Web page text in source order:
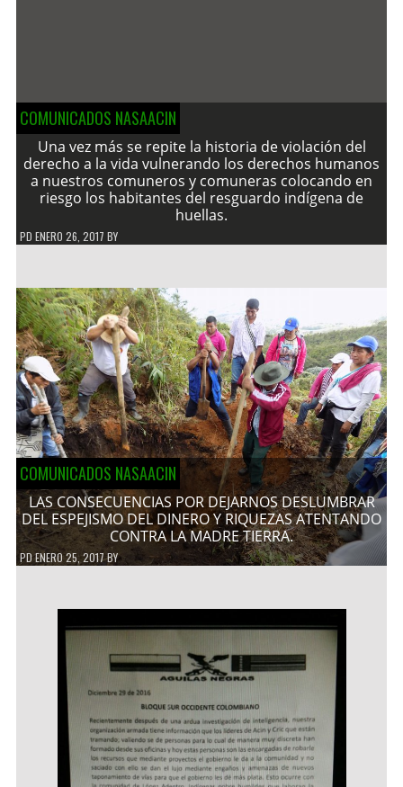
COMUNICADOS NASAACIN
Una vez más se repite la historia de violación del
derecho a la vida vulnerando los derechos humanos
a nuestros comuneros y comuneras colocando en
riesgo los habitantes del resguardo indígena de
huellas.
PD ENERO 26, 2017 BY
COMUNICADOS NASAACIN
LAS CONSECUENCIAS POR DEJARNOS DESLUMBRAR
DEL ESPEJISMO DEL DINERO Y RIQUEZAS ATENTANDO
CONTRA LA MADRE TIERRA.
PDENERO 25, 2017BY